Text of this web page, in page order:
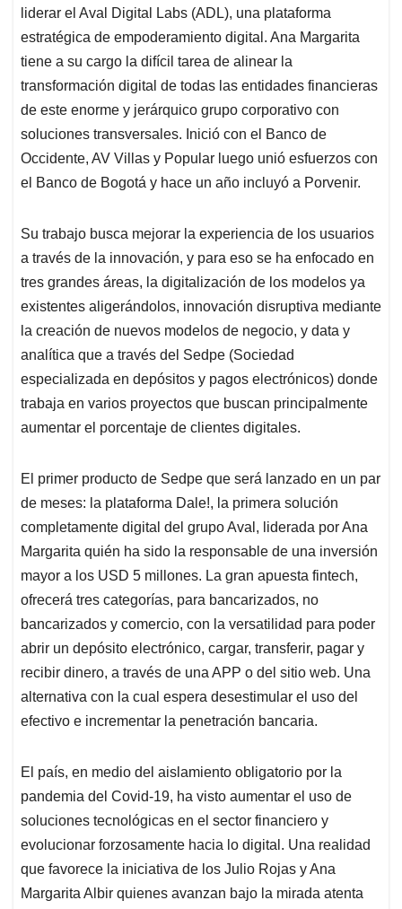
liderar el Aval Digital Labs (ADL), una plataforma
estratégica de empoderamiento digital. Ana Margarita
tiene a su cargo la difícil tarea de alinear la
transformación digital de todas las entidades financieras
de este enorme y jerárquico grupo corporativo con
soluciones transversales. Inició con el Banco de
Occidente, AV Villas y Popular luego unió esfuerzos con
el Banco de Bogotá y hace un año incluyó a Porvenir.
Su trabajo busca mejorar la experiencia de los usuarios
a través de la innovación, y para eso se ha enfocado en
tres grandes áreas, la digitalización de los modelos ya
existentes aligerándolos, innovación disruptiva mediante
la creación de nuevos modelos de negocio, y data y
analítica que a través del Sedpe (Sociedad
especializada en depósitos y pagos electrónicos) donde
trabaja en varios proyectos que buscan principalmente
aumentar el porcentaje de clientes digitales.
El primer producto de Sedpe que será lanzado en un par
de meses: la plataforma Dale!, la primera solución
completamente digital del grupo Aval, liderada por Ana
Margarita quién ha sido la responsable de una inversión
mayor a los USD 5 millones. La gran apuesta fintech,
ofrecerá tres categorías, para bancarizados, no
bancarizados y comercio, con la versatilidad para poder
abrir un depósito electrónico, cargar, transferir, pagar y
recibir dinero, a través de una APP o del sitio web. Una
alternativa con la cual espera desestimular el uso del
efectivo e incrementar la penetración bancaria.
El país, en medio del aislamiento obligatorio por la
pandemia del Covid-19, ha visto aumentar el uso de
soluciones tecnológicas en el sector financiero y
evolucionar forzosamente hacia lo digital. Una realidad
que favorece la iniciativa de los Julio Rojas y Ana
Margarita Albir quienes avanzan bajo la mirada atenta